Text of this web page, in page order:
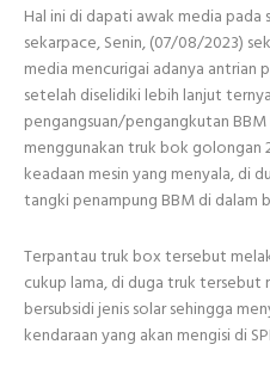
Hal ini di dapati awak media pada
sekarpace, Senin, (07/08/2023)
media mencurigai adanya antrian
setelah diselidiki lebih lanjut
pengangsuan/pengangkutan
menggunakan truk bok golongan
keadaan mesin yang menyala, di
tangki penampung BBM di
Terpantau truk box tersebut
cukup lama, di duga truk tersebut
bersubsidi jenis solar sehingga
kendaraan yang akan mengisi di